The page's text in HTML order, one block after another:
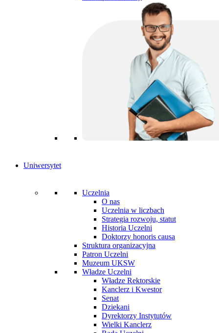
Uniwersytet
Uczelnia
O nas
Uczelnia w liczbach
Strategia rozwoju, statut
Historia Uczelni
Doktorzy honoris causa
Struktura organizacyjna
Patron Uczelni
Muzeum UKSW
Władze Uczelni
Władze Rektorskie
Kanclerz i Kwestor
Senat
Dziekani
Dyrektorzy Instytutów
Wielki Kanclerz